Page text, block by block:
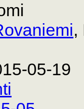
,
05-19